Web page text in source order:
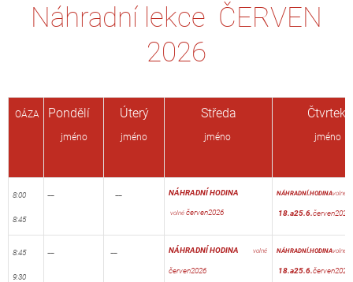
Náhradní lekce ČERVEN
2026
OÁZA Pondělí
jméno
Úterý
jméno
Středa
jméno
Čtvrtek
jméno
8:00
8:45
NÁHRADNÍHODINA
volné červen2026
NÁHRADNÍ.HODINAvolné
18.a25.6.červen2026
8:45
9:30
NÁHRADNÍHODINA volné
červen2026
NÁHRADNÍ.HODINAvolné
18.a25.6.červen2026